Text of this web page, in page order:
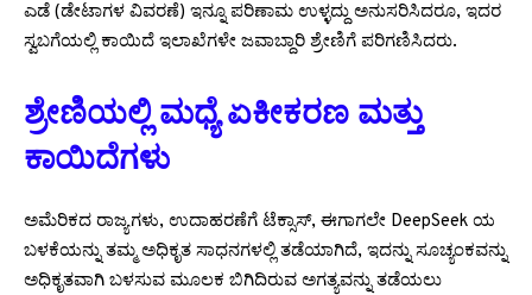
ಎಡೆ (ಡೇಟಾಗಳ ವಿವರಣೆ) ಇನ್ನೂ ಪರಿಣಾಮ ಉಳ್ಳದ್ದು ಅನುಸರಿಸಿದರೂ, ಇದರ
ಸ್ವಬಗೆಯಲ್ಲಿ ಕಾಯಿದೆ ಇಲಾಖೆಗಳೇ ಜವಾಬ್ದಾರಿ ಶ್ರೇಣಿಗೆ ಪರಿಗಣಿಸಿದರು.
ಶ್ರೇಣಿಯಲ್ಲಿ ಮಧ್ಯೆ ಏಕೀಕರಣ ಮತ್ತು
ಕಾಯಿದೆಗಳು
ಅಮೆರಿಕದ ರಾಜ್ಯಗಳು, ಉದಾಹರಣೆಗೆ ಟೆಕ್ಸಾಸ್, ಈಗಾಗಲೇ DeepSeek ಯ
ಬಳಕೆಯನ್ನು ತಮ್ಮ ಅಧಿಕೃತ ಸಾಧನಗಳಲ್ಲಿ ತಡೆಯಾಗಿದೆ, ಇದನ್ನು ಸೂಚ್ಯಂಕವನ್ನು
ಅಧಿಕೃತವಾಗಿ ಬಳಸುವ ಮೂಲಕ ಬಿಗಿದಿರುವ ಅಗತ್ಯವನ್ನು ತಡೆಯಲು